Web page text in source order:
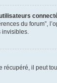
du forum”,
il peut